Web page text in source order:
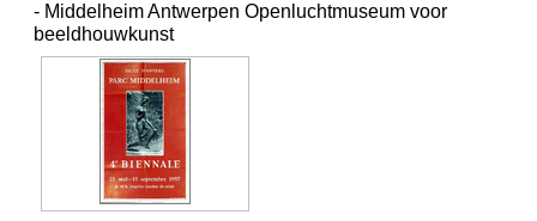
- Middelheim Antwerpen Openluchtmuseum voor
beeldhouwkunst